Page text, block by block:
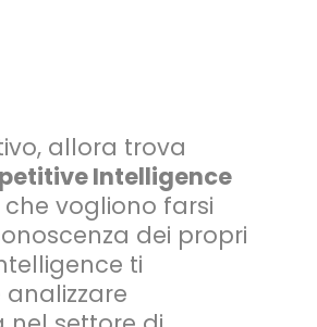
allora trova
Intelligence
vogliono farsi
dei propri
ti